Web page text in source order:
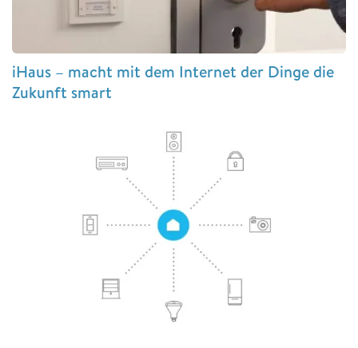
iHaus – macht mit dem Internet der Dinge die
Zukunft smart